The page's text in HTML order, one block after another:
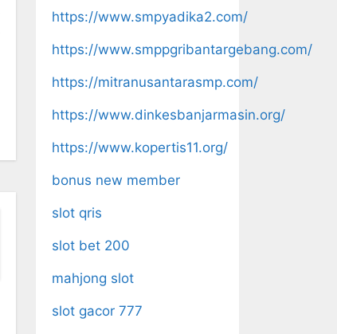
https://www.smpyadika2.com/
https://www.smppgribantargebang.com/
https://mitranusantarasmp.com/
https://www.dinkesbanjarmasin.org/
https://www.kopertis11.org/
bonus new member
slot qris
slot bet 200
mahjong slot
slot gacor 777